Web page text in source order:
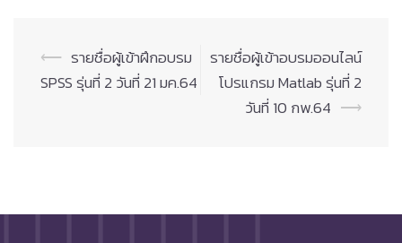
Post
navigation
⟵ รายชื่อผู้เข้าฝึกอบรม
SPSS รุ่นที่ 2 วันที่ 21 มค.64
รายชื่อผู้เข้าอบรมออนไลน์
โปรแกรม Matlab รุ่นที่ 2
วันที่ 10 กพ.64 ⟶